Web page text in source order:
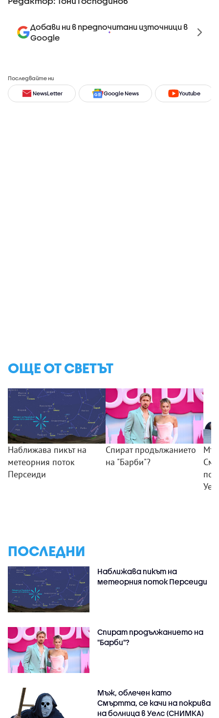
Добави ни в предпочитани източници в
Google
Последвайте ни
NewsLetter Google News Youtube
ОЩЕ ОТ СВЕТЪТ
Наближава пикът на
метеорния поток
Персеиди
Спират продължанието
на "Барби"?
ПОСЛЕДНИ
Наближава пикът на
метеорния поток Персеиди
Спират продължанието на
"Барби"?
Мъж, облечен като
Смъртта, се качи на покрива
на болница в Уелс (СНИМКА)